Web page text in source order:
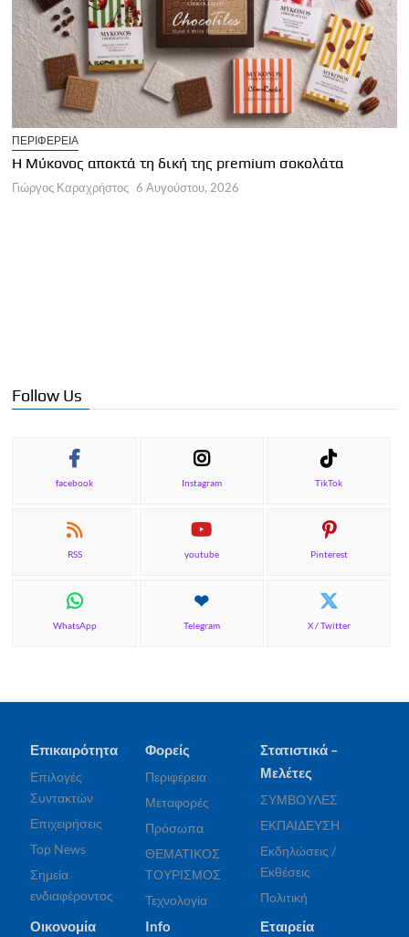
ΠΕΡΙΦΕΡΕΙΑ
Η Μύκονος αποκτά τη δική της premium σοκολάτα
Γιώργος Καραχρήστος 6 Αυγούστου, 2026
Follow Us
facebook Instagram TikTok
RSS youtube Pinterest
WhatsApp Telegram X / Twitter
Επικαιρότητα
Επιλογές
Συντακτών
Επιχειρήσεις
Top News
Σημεία
ενδιαφέροντος
Φορείς
Περιφέρεια
Μεταφορές
Πρόσωπα
ΘΕΜΑΤΙΚΟΣ
ΤΟΥΡΙΣΜΟΣ
Τεχνολογία
Στατιστικά –
Μελέτες
ΣΥΜΒΟΥΛΕΣ
ΕΚΠΑΙΔΕΥΣΗ
Εκδηλώσεις /
Εκθέσεις
Πολιτική
Οικονομία Info Εταιρεία